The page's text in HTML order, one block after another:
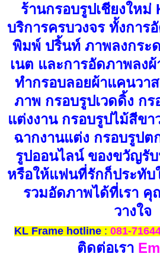
ร้านกรอบรูปเชียงใหม่
บริการครบวงจร ทั้งการ
พิมพ์ ปริ้นท์ ภาพลงกระ
เนต และการอัดภาพลง
ทำกรอบลอยผ้าแคนวา
ภาพ กรอบรูปเวดดิ้ง กร
แต่งงาน กรอบรูปไม้สีขา
ฉากงานแต่ง กรอบรูปต
รูปออนไลน์ ของขวัญรั
หรือให้แฟนที่รักก็ประทับ
รวมอัดภาพได้ที่เรา
วางใจ
KL Frame hotline : 081-
ติดต่อเรา